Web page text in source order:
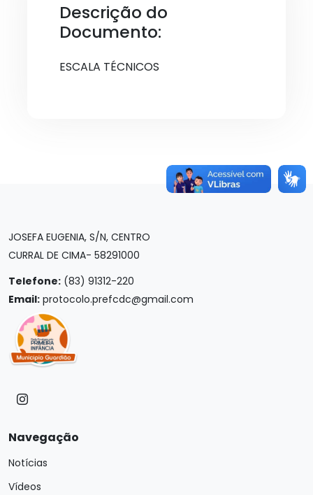
Descrição do
Documento:
ESCALA TÉCNICOS
JOSEFA EUGENIA, S/N, CENTRO
CURRAL DE CIMA- 58291000
Telefone: (83) 91312-220
Email: protocolo.prefcdc@gmail.com
Navegação
Notícias
Vídeos